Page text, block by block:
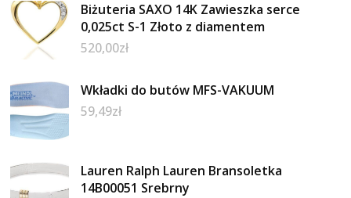
Biżuteria SAXO 14K Zawieszka serce
0,025ct S-1 Złoto z diamentem
520,00zł
Wkładki do butów MFS-VAKUUM
59,49zł
Lauren Ralph Lauren Bransoletka
14B00051 Srebrny